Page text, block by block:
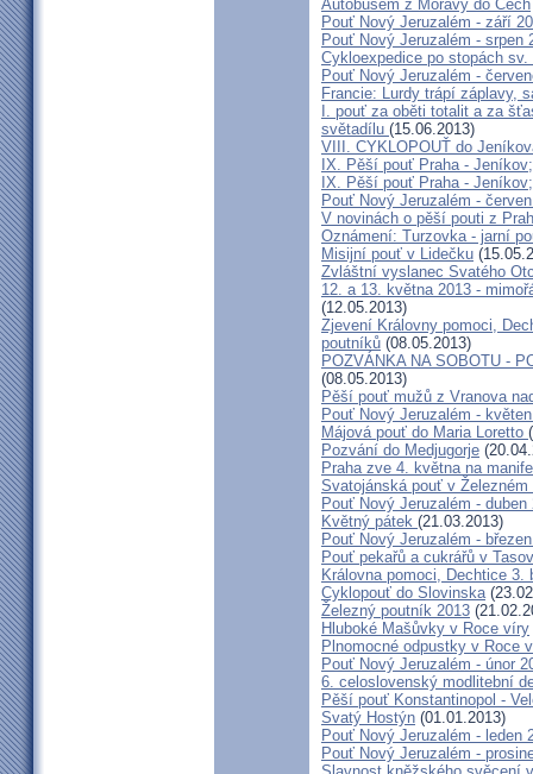
Autobusem z Moravy do Čech
Pouť Nový Jeruzalém - září
Pouť Nový Jeruzalém - srpen
Cykloexpedice po stopách
Pouť Nový Jeruzalém -
Francie: Lurdy trápí záplavy,
I. pouť za oběti totalit a za
světadílu (15.06.2013)
VIII. CYKLOPOUŤ do
IX. Pěší pouť Praha -
IX. Pěší pouť Praha -
Pouť Nový Jeruzalém -
V novinách o pěší pouti z
Oznámení: Turzovka - jarní
Misijní pouť v Lidečku
Zvláštní vyslanec Svatého
12. a 13. května 2013 -
(12.05.2013)
Zjevení Královny pomoci,
poutníků (08.05.2013)
POZVÁNKA NA SOBOTU -
(08.05.2013)
Pěší pouť mužů z Vranova
Pouť Nový Jeruzalém -
Májová pouť do Maria Loretto
Pozvání do Medjugorje
Praha zve 4. května na
Svatojánská pouť v Železném
Pouť Nový Jeruzalém - duben
Květný pátek (21.03.2013)
Pouť Nový Jeruzalém -
Pouť pekařů a cukrářů v
Královna pomoci, Dechtice
Cyklopouť do Slovinska
Železný poutník 2013
Hluboké Mašůvky v Roce víry
Plnomocné odpustky v Roce
Pouť Nový Jeruzalém - únor
6. celoslovenský modlitební
Pěší pouť Konstantinopol -
Svatý Hostýn (01.01.2013)
Pouť Nový Jeruzalém - leden
Pouť Nový Jeruzalém -